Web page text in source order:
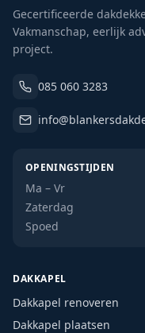
Gecertificeerde
Vakmanschap, eerlijk
project.
085 060 3283
OPENINGSTIJDEN
Ma – Vr
Zaterdag
Spoed
DAKKAPEL
Dakkapel renoveren
Dakkapel plaatsen